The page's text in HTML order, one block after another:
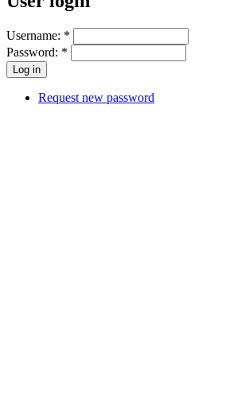
Username: *
Password: *
Request new password